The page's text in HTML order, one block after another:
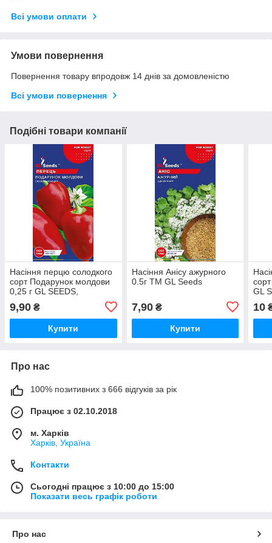
Всі умови оплати
Умови повернення
Повернення товару впродовж 14 днів за домовленістю
Всі умови повернення
Подібні товари компанії
Насіння перцю солодкого
сорт Подарунок молдови
0,25 г GL SEEDS,
9,90 ₴
Купити
Насіння Анiсу ажурного
0.5г TM GL Seeds
7,90₴
Купити
GL
10
Про нас
100% позитивних з 666 відгуків за рік
Працює з 02.10.2018
м. Харків
Харків, Україна
Контакти
Сьогодні працює з 10:00 до 15:00
Показати весь графік роботи
Про нас